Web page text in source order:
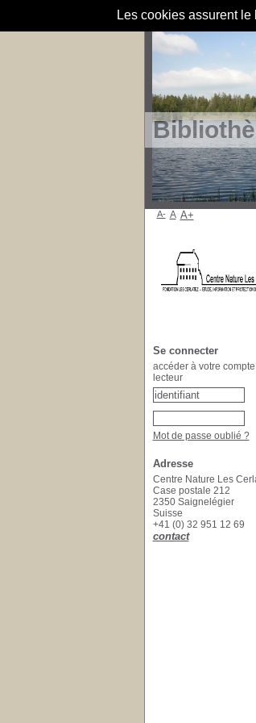
Les cookies assurent
A- A A+
Se connecter
accéder à votre
lecteur
Mot de passe oublié ?
Adresse
Centre Nature Les
Case postale 212
2350 Saignelégier
Suisse
+41 (0) 32 951 12 69
contact